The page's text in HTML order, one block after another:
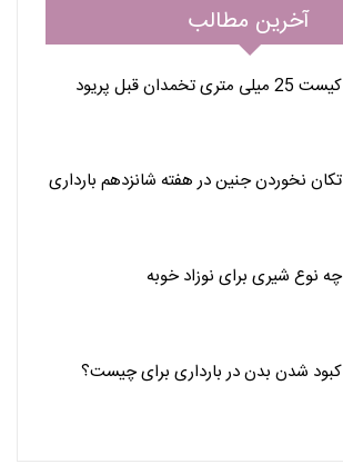
آخرین مطالب
کیست 25 میلی متری تخمدان قبل پریود
تکان نخوردن جنین در هفته شانزدهم بارداری
چه نوع شیری برای نوزاد خوبه
کبود شدن بدن در بارداری برای چیست؟